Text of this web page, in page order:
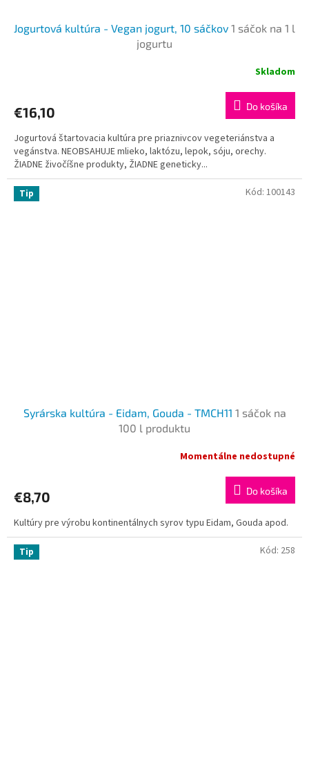
Jogurtová kultúra - Vegan jogurt, 10 sáčkov 1 sáčok na 1 l
jogurtu
Skladom
€16,10 Do košíka
Jogurtová štartovacia kultúra pre priaznivcov vegeteriánstva a
vegánstva. NEOBSAHUJE mlieko, laktózu, lepok, sóju, orechy.
ŽIADNE živočíšne produkty, ŽIADNE geneticky...
Tip
Syrárska kultúra - Eidam, Gouda - TMCH11 1 sáčok na
100 l produktu
Momentálne nedostupné
€8,70 Do košíka
Kultúry pre výrobu kontinentálnych syrov typu Eidam, Gouda apod.
Kód: 100143
Tip Kód: 258